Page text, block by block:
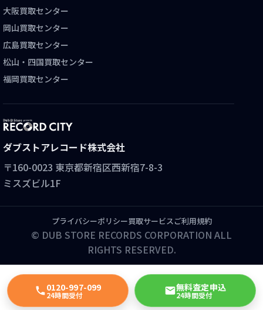
大阪買取センター
岡山買取センター
広島買取センター
松山・四国買取センター
福岡買取センター
ダブストアレコード株式会社
〒160-0023 東京都新宿区西新宿7-8-3
ミスズビル1F
プライバシーポリシー買取サービスご利用規約
© DUB STORE RECORDS CORPORATION ALL
RIGHTS RESERVED.
0120-997-099
24時間受付
無料査定申込
24時間受付